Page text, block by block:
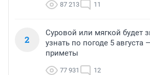
87 213 11
2
Суровой или мягкой будет
узнать по погоде 5
приметы
77 931 12